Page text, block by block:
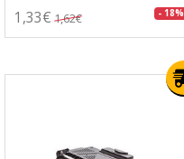
1,33€ 1,62€ - 18%